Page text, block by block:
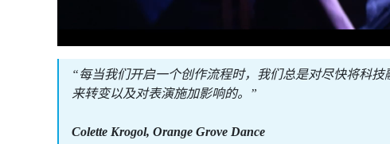
“每当我们开启一个创作流程时，我们总是对尽快将科
来转变以及对表演施加影响的。”
Colette Krogol, Orange Grove Dance